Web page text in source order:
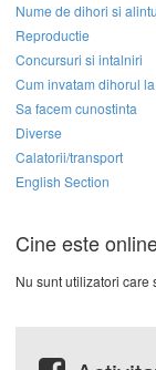
Nume de dihori si
Reproductie
Concursuri si intalniri
Cum invatam dihorul
Sa facem cunostinta
Diverse
Calatorii/transport
English Section
Cine este
Nu sunt utilizatori care